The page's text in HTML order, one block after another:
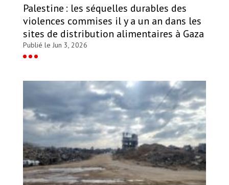
Palestine : les séquelles durables des
violences commises il y a un an dans les
sites de distribution alimentaires à Gaza
Publié le Jun 3, 2026